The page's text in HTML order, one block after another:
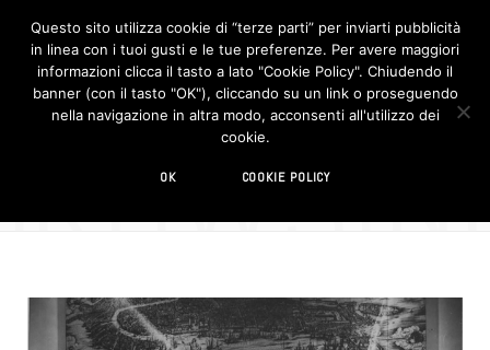
F
c
e
b
o
I
n
s
t
Venezia
Questo sito utilizza cookie di “terze parti” per inviarti pubblicità
in linea con i tuoi gusti e le tue preferenze. Per avere maggiori
informazioni clicca il tasto a lato "Cookie Policy". Chiudendo il
banner (con il tasto "OK"), cliccando su un link o proseguendo
nella navigazione in altra modo, acconsenti all'utilizzo dei
cookie.
OK COOKIE POLICY